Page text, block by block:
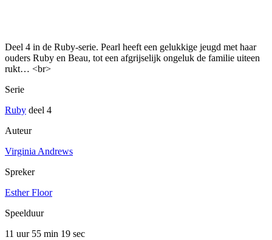
Deel 4 in de Ruby-serie. Pearl heeft een gelukkige jeugd met haar
ouders Ruby en Beau, tot een afgrijselijk ongeluk de familie uiteen
rukt… <br>
Serie
Ruby deel 4
Auteur
Virginia Andrews
Spreker
Esther Floor
Speelduur
11 uur 55 min 19 sec